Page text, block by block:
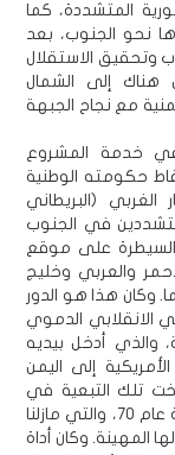
المتشددة، كما
نحو الجنوب، بعد
وتحقيق الاستقلال
هناك إلى الشمال
مع نجاح الجبهة
خدمة المشروع
حكومته الوطنية
الغربي (البريطاني
في الجنوب
على موقع
والعربي وخليج
وكان هذا هو الدور
الانقلابي الدموي
والذي أدخل بيديه
إلى اليمن
تلك التبعية في
معاهدة العار الموقعة مع السعودية في جدة عام 70، والتي مازلنا
المهينة. وكان أداة